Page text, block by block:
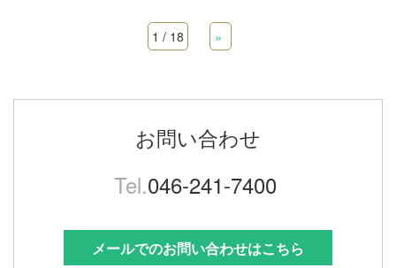
1 / 18 »
お問い合わせ
Tel.046-241-7400
メールでのお問い合わせはこちら